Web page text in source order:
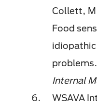
Collett,
Food
problems.
Internal
WSAVA